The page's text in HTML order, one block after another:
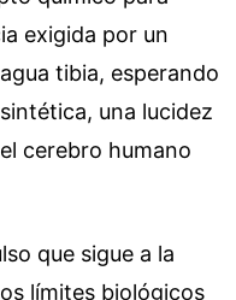
exigida por un
tibia, esperando
una lucidez
cerebro humano
que sigue a la
límites biológicos